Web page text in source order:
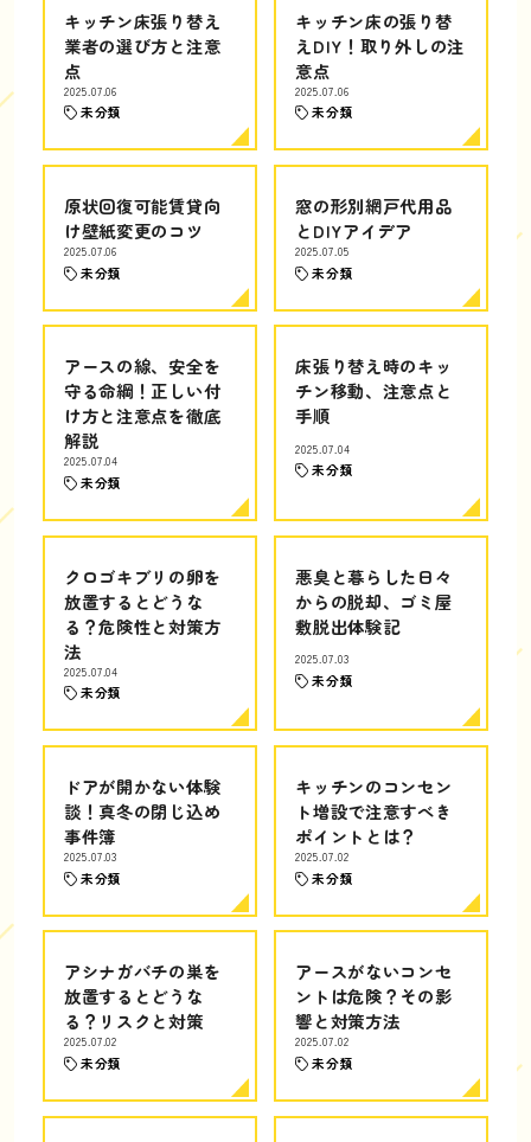
キッチン床張り替え
業者の選び方と注意
点
2025.07.06
未分類
キッチン床の張り替
えDIY！取り外しの注
意点
2025.07.06
未分類
原状回復可能賃貸向
け壁紙変更のコツ
2025.07.06
未分類
窓の形別網戸代用品
とDIYアイデア
2025.07.05
未分類
アースの線、安全を
守る命綱！正しい付
け方と注意点を徹底
解説
2025.07.04
未分類
床張り替え時のキッ
チン移動、注意点と
手順
2025.07.04
未分類
クロゴキブリの卵を
放置するとどうな
る？危険性と対策方
法
2025.07.04
未分類
悪臭と暮らした日々
からの脱却、ゴミ屋
敷脱出体験記
2025.07.03
未分類
ドアが開かない体験
談！真冬の閉じ込め
事件簿
2025.07.03
未分類
キッチンのコンセン
ト増設で注意すべき
ポイントとは？
2025.07.02
未分類
アシナガバチの巣を
放置するとどうな
る？リスクと対策
2025.07.02
未分類
アースがないコンセ
ントは危険？その影
響と対策方法
2025.07.02
未分類